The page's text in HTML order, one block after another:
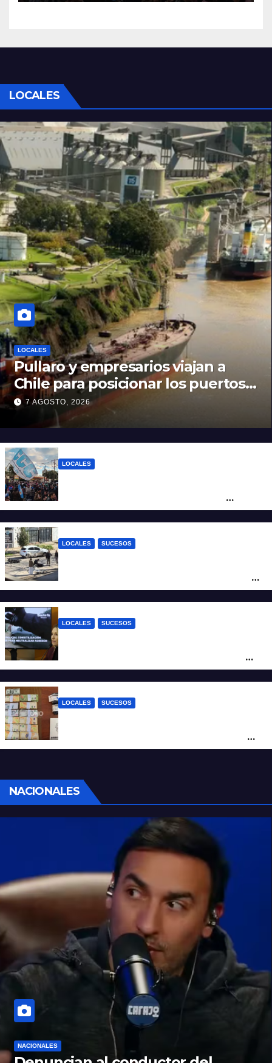
LOCALES
LOCALES
Pullaro y empresarios viajan a
Chile para posicionar los puertos
del sur de Santa Fe como salida
para las exportaciones mineras
7 AGOSTO, 2026
LOCALES
sociales y sindicales
LOCALES SUCESOS
tendida sobre la calzada
LOCALES SUCESOS
con un arma blanca en la ruta 168
LOCALES SUCESOS
de 700 gramos de cocaína
NACIONALES
NACIONALES